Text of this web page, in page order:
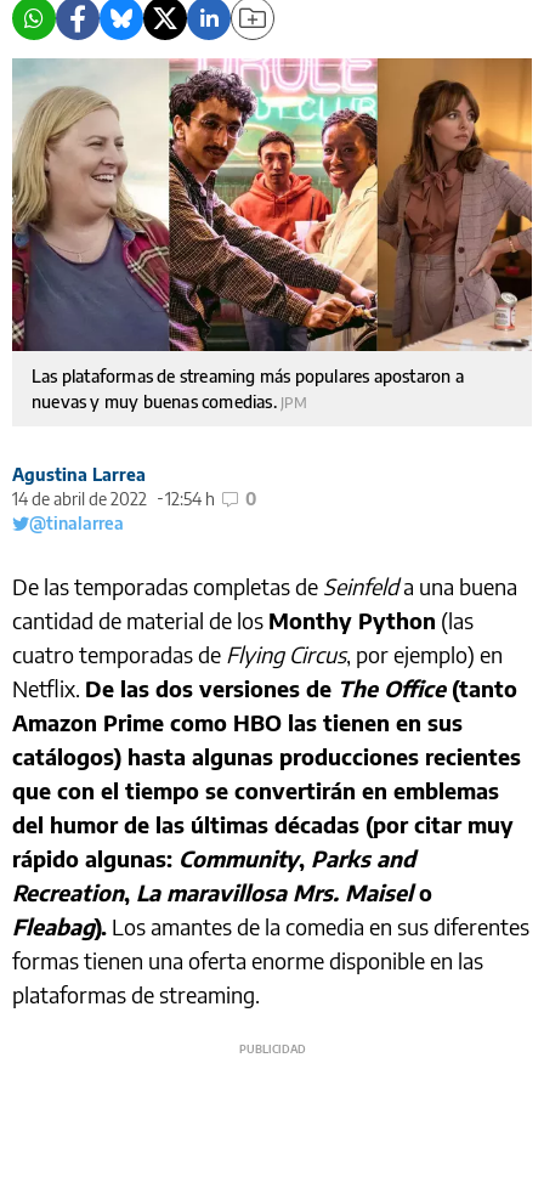
Las plataformas de streaming más populares apostaron a
nuevas y muy buenas comedias. JPM
Agustina Larrea
14 de abril de 2022
12:54 h
0
@tinalarrea
De las temporadas completas de Seinfelda una buena
cantidad de material de los Monthy Python (las
cuatro temporadas de Flying Circus, por ejemplo) en
Netflix. De las dos versiones de The Office(tanto
Amazon Prime como HBO las tienen en sus
catálogos) hasta algunas producciones recientes
que con el tiempo se convertirán en emblemas
del humor de las últimas décadas (por citar muy
rápido algunas: Community, Parks and
Recreation, La maravillosa Mrs. Maiselo
Fleabag). Los amantes de la comedia en sus diferentes
formas tienen una oferta enorme disponible en las
plataformas de streaming.